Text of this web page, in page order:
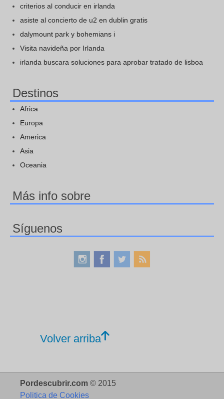
criterios al conducir en irlanda
asiste al concierto de u2 en dublin gratis
dalymount park y bohemians i
Visita navideña por Irlanda
irlanda buscara soluciones para aprobar tratado de lisboa
Destinos
Africa
Europa
America
Asia
Oceania
Más info sobre
Síguenos
Volver arriba
Pordescubrir.com © 2015
Politica de Cookies